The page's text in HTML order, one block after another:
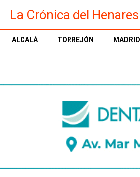
La Crónica del Henares
ALCALÁ TORREJÓN MADRID